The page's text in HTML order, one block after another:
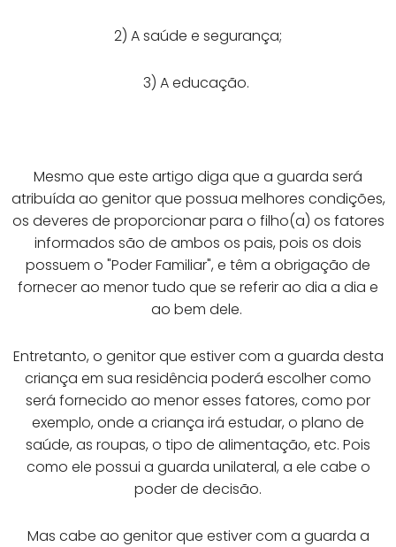
2) A saúde e segurança;
3) A educação.
Mesmo que este artigo diga que a guarda será
atribuída ao genitor que possua melhores condições,
os deveres de proporcionar para o filho(a) os fatores
informados são de ambos os pais, pois os dois
possuem o "Poder Familiar", e têm a obrigação de
fornecer ao menor tudo que se referir ao dia a dia e
ao bem dele.
Entretanto, o genitor que estiver com a guarda desta
criança em sua residência poderá escolher como
será fornecido ao menor esses fatores, como por
exemplo, onde a criança irá estudar, o plano de
saúde, as roupas, o tipo de alimentação, etc. Pois
como ele possui a guarda unilateral, a ele cabe o
poder de decisão.
Mas cabe ao genitor que estiver com a guarda a